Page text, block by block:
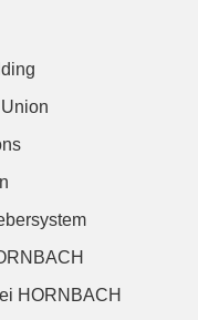
HORNBACH